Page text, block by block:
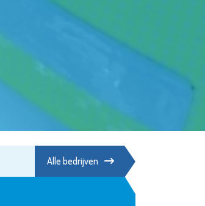
Alle bedrijven